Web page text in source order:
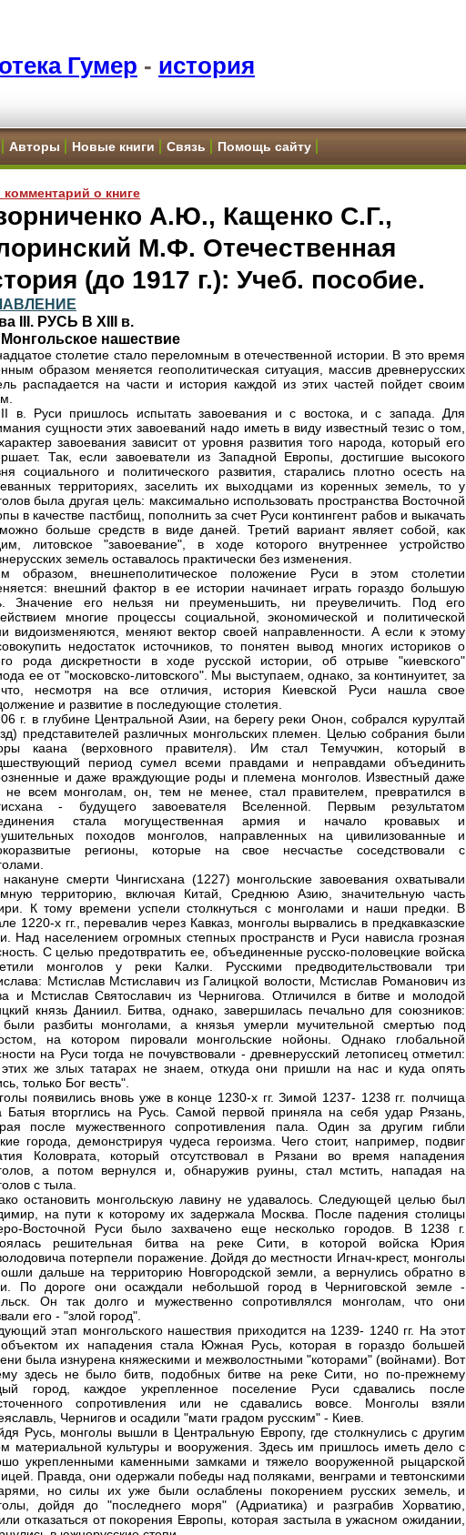
Гумер - история
Авторы Новые книги Связь Помощь сайту
о книге
А.Ю., Кащенко С.Г.,
М.Ф. Отечественная
(до 1917 г.): Учеб. пособие.
III. РУСЬ В XIII в.
Монгольское нашествие
столетие стало переломным в отечественной истории. В это время
образом меняется геополитическая ситуация, массив древнерусских
распадается на части и история каждой из этих частей пойдет своим
в. Руси пришлось испытать завоевания и с востока, и с запада. Для
сущности этих завоеваний надо иметь в виду известный тезис о том,
завоевания зависит от уровня развития того народа, который его
Так, если завоеватели из Западной Европы, достигшие высокого
социального и политического развития, старались плотно осесть на
территориях, заселить их выходцами из коренных земель, то у
была другая цель: максимально использовать пространства Восточной
в качестве пастбищ, пополнить за счет Руси контингент рабов и выкачать
больше средств в виде даней. Третий вариант являет собой, как
литовское "завоевание", в ходе которого внутреннее устройство
земель оставалось практически без изменения.
образом, внешнеполитическое положение Руси в этом столетии
внешний фактор в ее истории начинает играть гораздо большую
Значение его нельзя ни преуменьшить, ни преувеличить. Под его
многие процессы социальной, экономической и политической
видоизменяются, меняют вектор своей направленности. А если к этому
недостаток источников, то понятен вывод многих историков о
рода дискретности в ходе русской истории, об отрыве "киевского"
ее от "московско-литовского". Мы выступаем, однако, за континуитет, за
несмотря на все отличия, история Киевской Руси нашла свое
и развитие в последующие столетия.
г. в глубине Центральной Азии, на берегу реки Онон, собрался курултай
представителей различных монгольских племен. Целью собрания были
каана (верховного правителя). Им стал Темучжин, который в
период сумел всеми правдами и неправдами объединить
и даже враждующие роды и племена монголов. Известный даже
всем монголам, он, тем не менее, стал правителем, превратился в
- будущего завоевателя Вселенной. Первым результатом
стала могущественная армия и начало кровавых и
походов монголов, направленных на цивилизованные и
регионы, которые на свое несчастье соседствовали с
смерти Чингисхана (1227) монгольские завоевания охватывали
территорию, включая Китай, Среднюю Азию, значительную часть
К тому времени успели столкнуться с монголами и наши предки. В
1220-х гг., перевалив через Кавказ, монголы вырвались в предкавказские
Над населением огромных степных пространств и Руси нависла грозная
С целью предотвратить ее, объединенные русско-половецкие войска
монголов у реки Калки. Русскими предводительствовали три
Мстислав Мстиславич из Галицкой волости, Мстислав Романович из
и Мстислав Святославич из Чернигова. Отличился в битве и молодой
князь Даниил. Битва, однако, завершилась печально для союзников:
разбиты монголами, а князья умерли мучительной смертью под
на котором пировали монгольские нойоны. Однако глобальной
на Руси тогда не почувствовали - древнерусский летописец отметил:
же злых татарах не знаем, откуда они пришли на нас и куда опять
только Бог весть".
появились вновь уже в конце 1230-х гг. Зимой 1237- 1238 гг. полчища
Батыя вторглись на Русь. Самой первой приняла на себя удар Рязань,
после мужественного сопротивления пала. Один за другим гибли
города, демонстрируя чудеса героизма. Чего стоит, например, подвиг
Коловрата, который отсутствовал в Рязани во время нападения
а потом вернулся и, обнаружив руины, стал мстить, нападая на
с тыла.
остановить монгольскую лавину не удавалось. Следующей целью был
на пути к которому их задержала Москва. После падения столицы
Восточной Руси было захвачено еще несколько городов. В 1238 г.
решительная битва на реке Сити, в которой войска Юрия
потерпели поражение. Дойдя до местности Игнач-крест, монголы
дальше на территорию Новгородской земли, а вернулись обратно в
По дороге они осаждали небольшой город в Черниговской земле -
Он так долго и мужественно сопротивлялся монголам, что они
его - "злой город".
этап монгольского нашествия приходится на 1239- 1240 гг. На этот
их нападения стала Южная Русь, которая в гораздо большей
была изнурена княжескими и межволостными "которами" (войнами). Вот
здесь не было битв, подобных битве на реке Сити, но по-прежнему
город, каждое укрепленное поселение Руси сдавались после
сопротивления или не сдавались вовсе. Монголы взяли
Чернигов и осадили "мати градом русским" - Киев.
Русь, монголы вышли в Центральную Европу, где столкнулись с другим
материальной культуры и вооружения. Здесь им пришлось иметь дело с
укрепленными каменными замками и тяжело вооруженной рыцарской
Правда, они одержали победы над поляками, венграми и тевтонскими
но силы их уже были ослаблены покорением русских земель, и
дойдя до "последнего моря" (Адриатика) и разграбив Хорватию,
отказаться от покорения Европы, которая застыла в ужасном ожидании,